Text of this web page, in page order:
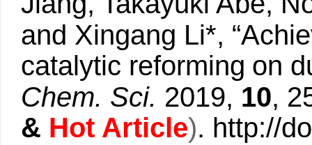
and Xingang Li*,
catalytic reforming on
Chem. Sci. 2019, 10,
& Hot Article). http://